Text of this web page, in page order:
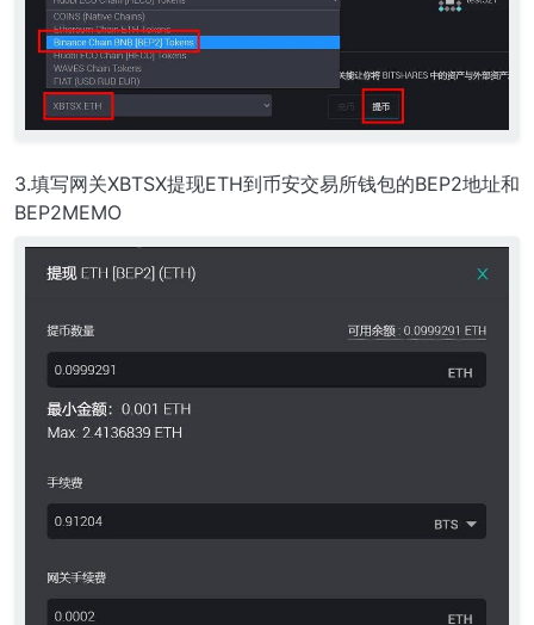
3.填写网关XBTSX提现ETH到币安交易所钱包的BEP2地址和
BEP2MEMO